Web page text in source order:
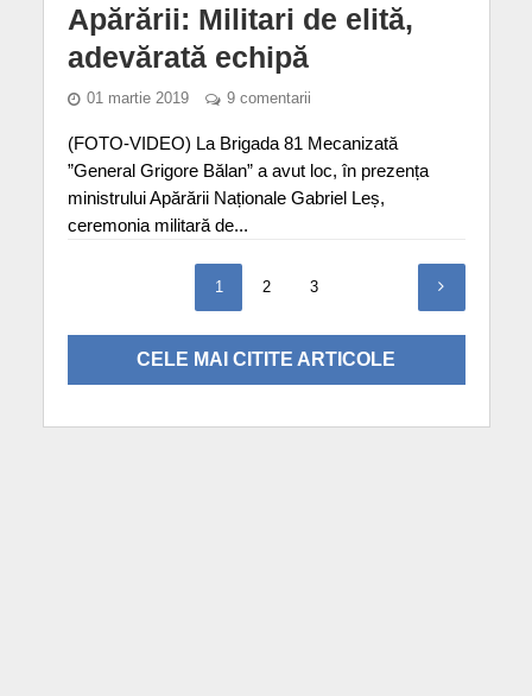
Apărării: Militari de elită,
adevărată echipă
01 martie 2019 9 comentarii
(FOTO-VIDEO) La Brigada 81 Mecanizată
”General Grigore Bălan” a avut loc, în prezența
ministrului Apărării Naționale Gabriel Leș,
ceremonia militară de...
1 2 3
CELE MAI CITITE ARTICOLE